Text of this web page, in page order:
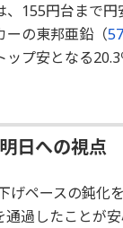
、155円台まで
ーの東邦亜鉛（
プ安となる20.3
日への視点
げペースの鈍化
過したことが